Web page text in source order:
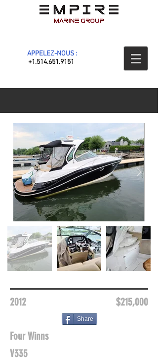
APPELEZ-NOUS :
+1.514.651.9151
2012 $215,000
Share
Four Winns
V335